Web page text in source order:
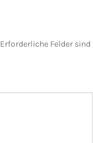
Erforderliche Felder sind